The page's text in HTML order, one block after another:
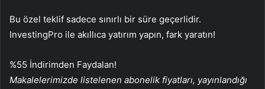
Bu özel teklif sadece sınırlı bir süre geçerlidir.
InvestingPro ile akıllıca yatırım yapın, fark yaratın!
%55 İndirimden Faydalan!
Makalelerimizde listelenen abonelik fiyatları, yayınlandığı